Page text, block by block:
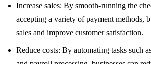
Increase sales: By smooth-running the
accepting a variety of payment methods,
sales and improve customer satisfaction.
Reduce costs: By automating tasks such